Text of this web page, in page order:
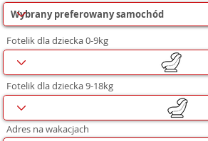
Fotelik dla dziecka 0-9kg
Fotelik dla dziecka 9-18kg
Adres na wakacjach